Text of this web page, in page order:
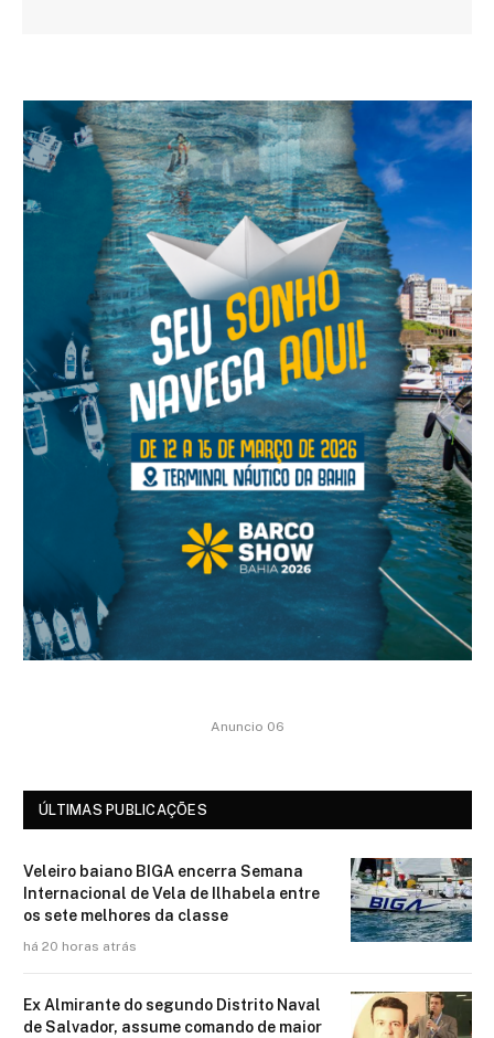
Anuncio 06
ÚLTIMAS PUBLICAÇÕES
Veleiro baiano BIGA encerra Semana
Internacional de Vela de Ilhabela entre
os sete melhores da classe
há 20 horas atrás
Ex Almirante do segundo Distrito Naval
de Salvador, assume comando de maior